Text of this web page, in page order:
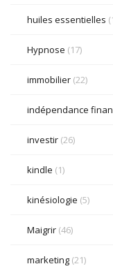
huiles essentielles
Hypnose (17)
immobilier (22)
indépendance
investir (26)
kindle (1)
kinésiologie (5)
Maigrir (46)
marketing (21)